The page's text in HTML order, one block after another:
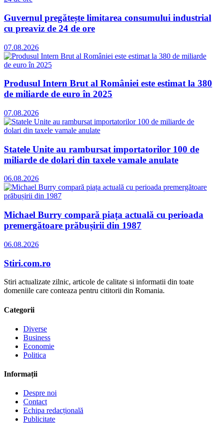
Guvernul pregătește limitarea consumului industrial
cu preaviz de 24 de ore
07.08.2026
Produsul Intern Brut al României este estimat la 380
de miliarde de euro în 2025
07.08.2026
Statele Unite au rambursat importatorilor 100 de
miliarde de dolari din taxele vamale anulate
06.08.2026
Michael Burry compară piața actuală cu perioada
premergătoare prăbușirii din 1987
06.08.2026
Stiri.com.ro
Stiri actualizate zilnic, articole de calitate si informatii din toate
domeniile care conteaza pentru cititorii din Romania.
Categorii
Diverse
Business
Economie
Politica
Informații
Despre noi
Contact
Echipa redacțională
Publicitate